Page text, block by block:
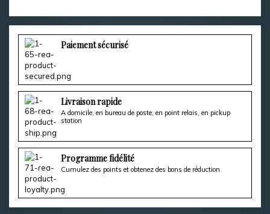
Paiement sécurisé
Livraison rapide
A domicile, en bureau de poste, en point relais, en pickup
station
Programme fidélité
Cumulez des points et obtenez des bons de réduction